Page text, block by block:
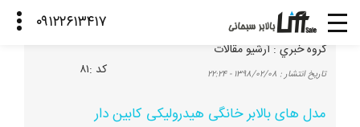
گروه خبري : آرشیو مقالات
تاريخ انتشار : ۱۳۹۸/۰۲/۰۸ - ۲۲:۲۴ كد :۸۱
مدل های بالابر خانگی هیدرولیکی کابین دار